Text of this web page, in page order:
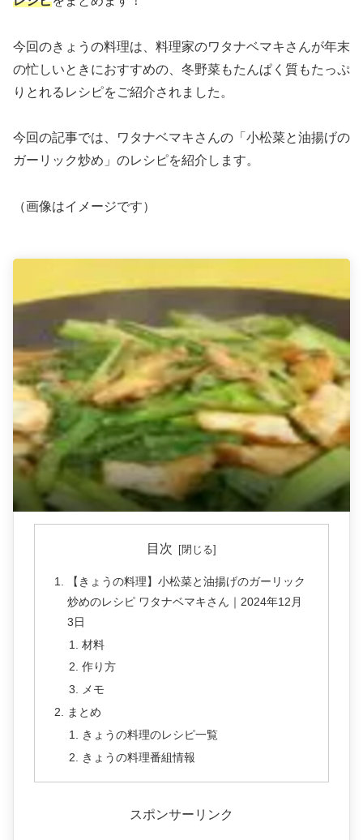
今回のきょうの料理は、料理家のワタナベマキさんが年末
の忙しいときにおすすめの、冬野菜もたんぱく質もたっぷ
りとれるレシピをご紹介されました。
今回の記事では、ワタナベマキさんの「小松菜と油揚げの
ガーリック炒め」のレシピを紹介します。
（画像はイメージです）
目次
【きょうの料理】小松菜と油揚げのガーリック
炒めのレシピ ワタナベマキさん｜2024年12月
3日
材料
作り方
メモ
まとめ
きょうの料理のレシピ一覧
きょうの料理番組情報
スポンサーリンク